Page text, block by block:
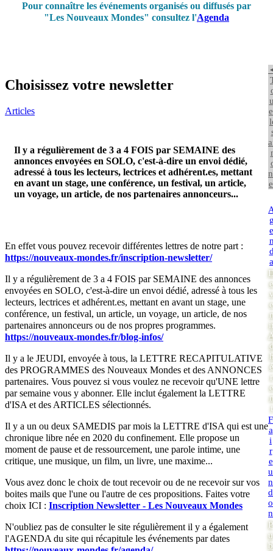
Pour connaître les événements organisés ou diffusés par
"Les Nouveaux Mondes" consultez l'Agenda
Choisissez votre newsletter
Articles
Il y a régulièrement de 3 a 4 FOIS par SEMAINE des
annonces envoyées en SOLO, c'est-à-dire un envoi dédié,
adressé à tous les lecteurs, lectrices et adhérent.es, mettant
en avant un stage, une conférence, un festival, un article,
un voyage, un article, de nos partenaires annonceurs...
En effet vous pouvez recevoir différentes lettres de notre part :
https://nouveaux-mondes.fr/inscription-newsletter/
Il y a régulièrement de 3 a 4 FOIS par SEMAINE des annonces
envoyées en SOLO, c'est-à-dire un envoi dédié, adressé à tous les
lecteurs, lectrices et adhérent.es, mettant en avant un stage, une
conférence, un festival, un article, un voyage, un article, de nos
partenaires annonceurs ou de nos propres programmes.
https://nouveaux-mondes.fr/blog-infos/
Il y a le JEUDI, envoyée à tous, la LETTRE RECAPITULATIVE
des PROGRAMMES des Nouveaux Mondes et des ANNONCES
partenaires. Vous pouvez si vous voulez ne recevoir qu'UNE lettre
par semaine vous y abonner. Elle inclut également la LETTRE
d'ISA et des ARTICLES sélectionnés.
Il y a un ou deux SAMEDIS par mois la LETTRE d'ISA qui est une
chronique libre née en 2020 du confinement. Elle propose un
moment de pause et de ressourcement, une parole intime, une
critique, une musique, un film, un livre, une maxime...
Vous avez donc le choix de tout recevoir ou de ne recevoir sur vos
boites mails que l'une ou l'autre de ces propositions. Faites votre
choix ICI : Inscription Newsletter - Les Nouveaux Mondes
N'oubliez pas de consulter le site régulièrement il y a également
l'AGENDA du site qui récapitule les événements par dates
e
a
e
e
é
r
e
t
F
a
i
r
e
u
n
d
o
n
P
u
b